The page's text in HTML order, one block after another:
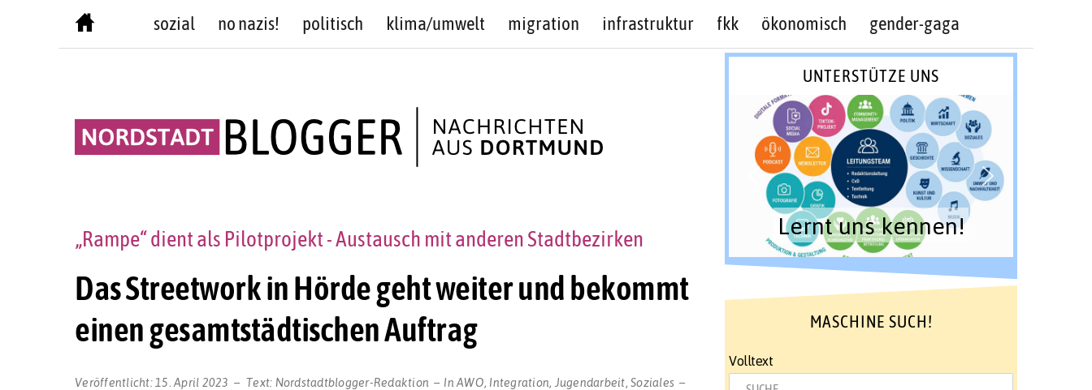
sozial no nazis! politisch klima/umwelt migration infrastruktur fkk ökonomisch gender-gaga
Das Streetwork in Hörde geht weiter und bekommt
einen gesamtstädtischen Auftrag
„Rampe“ dient als Pilotprojekt - Austausch mit anderen Stadtbezirken
Veröffentlicht: 15. April 2023 Text: Nordstadtblogger-Redaktion In AWO Integration Jugendarbeit Soziales
UNTERSTÜTZE UNS
Lernt uns kennen!
MASCHINE SUCH!
Volltext